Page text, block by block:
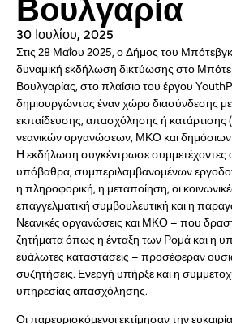
30 Ιουλίου, 2025
Στις 28 Μαΐου 2025, ο Δήμος του
δυναμική εκδήλωση δικτύωσης στο
Βουλγαρίας, στο πλαίσιο του έργου
δημιουργώντας έναν χώρο διασύνδεσης
εκπαίδευσης, απασχόλησης ή κατάρτισης
νεανικών οργανώσεων, ΜΚΟ και
Η εκδήλωση συγκέντρωσε συμμετέχοντες
υπόβαθρα, συμπεριλαμβανομένων
η πληροφορική, η μεταποίηση, οι
επαγγελματική συμβουλευτική και η
Νεανικές οργανώσεις και ΜΚΟ – που
ζητήματα όπως η ένταξη των Ρομά και η
ευάλωτες καταστάσεις – προσέφεραν
συζητήσεις. Ενεργή υπήρξε και η
υπηρεσίας απασχόλησης.
Οι παρευρισκόμενοι εκτίμησαν την